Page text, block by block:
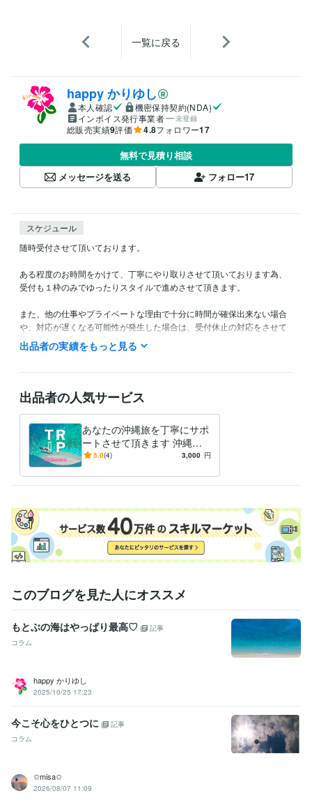
一覧に戻る
happy かりゆし
本人確認
機密保持契約(NDA)
インボイス発行事業者
未登録
総販売実績9評価 4.8フォロワー17
無料で見積り相談
メッセージを送る
フォロー17
スケジュール
随時受付させて頂いております。
ある程度のお時間をかけて、丁寧にやり取りさせて頂いております為、
受付も１枠のみでゆったりスタイルで進めさせて頂きます。
また、他の仕事やプライベートな理由で十分に時間が確保出来ない場合
や、対応が遅くなる可能性が発生した場合は、受付休止の対応をさせて
頂いております。
得意分野
住まい・美容・生活相談
沖縄旅のニーズに合わせた楽しみ方やご提
旅行 航空 スキンケア 女子力アップ マイラー
沖縄旅行
美容 沖縄リピーター
出品者の実績をもっと見る
出品者の人気サービス
あなたの沖縄旅を丁寧にサポ
ートさせて頂きます 沖縄大
好き超リピーターの元CAが
5.0(4) 3,000 円
このブログを見た人にオススメ
もとぶの海はやっぱり最高♡
記事
コラム
happy かりゆし
2025/10/25 17:23
今こそ心をひとつに
記事
コラム
✩misa✩
2026/08/07 11:09